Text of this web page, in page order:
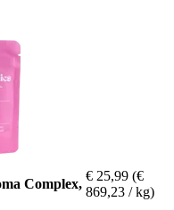
Complex,
€ 25,99 (€
869,23 / kg)